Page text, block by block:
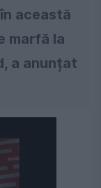
această
marfă la
a anunțat